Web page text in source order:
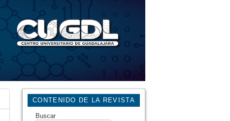
CONTENIDO DE LA REVISTA
Buscar